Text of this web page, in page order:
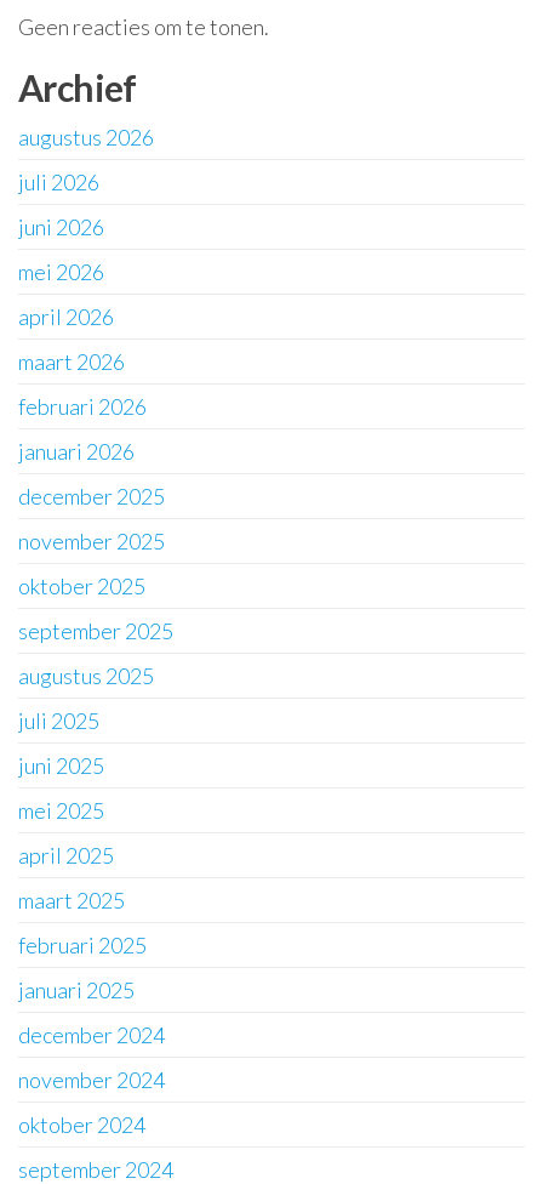
Geen reacties om te tonen.
Archief
augustus 2026
juli 2026
juni 2026
mei 2026
april 2026
maart 2026
februari 2026
januari 2026
december 2025
november 2025
oktober 2025
september 2025
augustus 2025
juli 2025
juni 2025
mei 2025
april 2025
maart 2025
februari 2025
januari 2025
december 2024
november 2024
oktober 2024
september 2024